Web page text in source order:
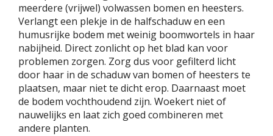
meerdere (vrijwel) volwassen bomen en heesters.
Verlangt een plekje in de halfschaduw en een
humusrijke bodem met weinig boomwortels in haar
nabijheid. Direct zonlicht op het blad kan voor
problemen zorgen. Zorg dus voor gefilterd licht
door haar in de schaduw van bomen of heesters te
plaatsen, maar niet te dicht erop. Daarnaast moet
de bodem vochthoudend zijn. Woekert niet of
nauwelijks en laat zich goed combineren met
andere planten.